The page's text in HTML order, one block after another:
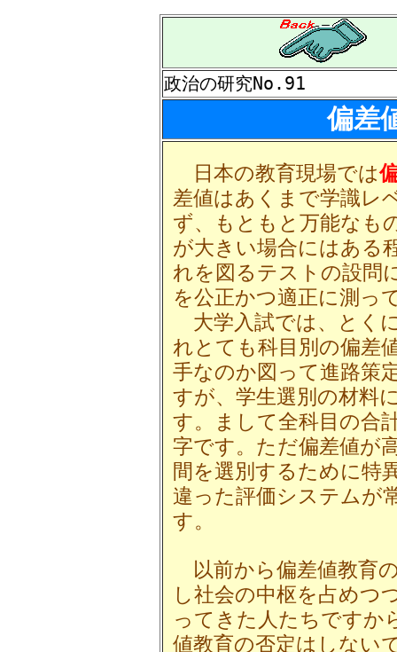
政治の研究No.91
偏差
日本の教育現場では
差値はあくまで学識レ
ず、もともと万能なも
が大きい場合にはある
れを図るテストの設問
を公正かつ適正に測っ
大学入試では、とく
れとても科目別の偏差
手なのか図って進路策
すが、学生選別の材料
す。まして全科目の合
字です。ただ偏差値が
間を選別するために特
違った評価システムが
す。
以前から偏差値教育
し社会の中枢を占めつ
ってきた人たちですか
値教育の否定はしない